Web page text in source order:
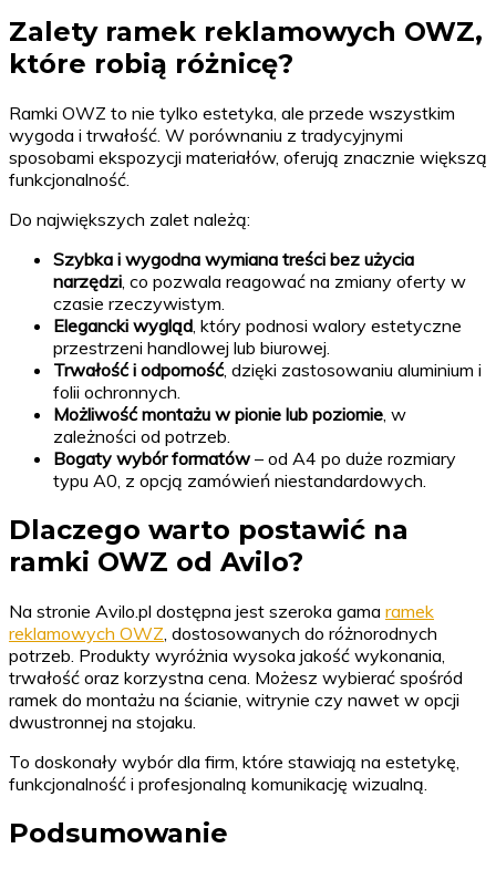
Zalety ramek reklamowych OWZ,
które robią różnicę?
Ramki OWZ to nie tylko estetyka, ale przede wszystkim
wygoda i trwałość. W porównaniu z tradycyjnymi
sposobami ekspozycji materiałów, oferują znacznie większą
funkcjonalność.
Do największych zalet należą:
Szybka i wygodna wymiana treści bez użycia
narzędzi , co pozwala reagować na zmiany oferty w
czasie rzeczywistym.
Elegancki wygląd , który podnosi walory estetyczne
przestrzeni handlowej lub biurowej.
Trwałość i odporność, dzięki zastosowaniu aluminium i
folii ochronnych.
Możliwość montażu w pionie lub poziomie , w
zależności od potrzeb.
Bogaty wybór formatów – od A4 po duże rozmiary
typu A0, z opcją zamówień niestandardowych.
Dlaczego warto postawić na
ramki OWZ od Avilo?
Na stronie Avilo.pl dostępna jest szeroka gama ramek
reklamowych OWZ , dostosowanych do różnorodnych
potrzeb. Produkty wyróżnia wysoka jakość wykonania,
trwałość oraz korzystna cena. Możesz wybierać spośród
ramek do montażu na ścianie, witrynie czy nawet w opcji
dwustronnej na stojaku.
To doskonały wybór dla firm, które stawiają na estetykę,
funkcjonalność i profesjonalną komunikację wizualną.
Podsumowanie